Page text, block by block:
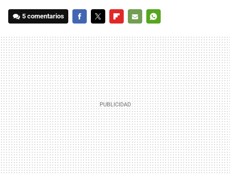
5 comentarios
MAIL